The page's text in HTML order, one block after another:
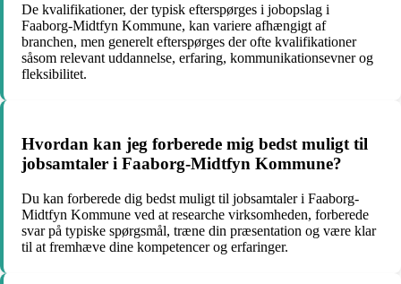
De kvalifikationer, der typisk efterspørges i jobopslag i
Faaborg-Midtfyn Kommune, kan variere afhængigt af
branchen, men generelt efterspørges der ofte kvalifikationer
såsom relevant uddannelse, erfaring, kommunikationsevner og
fleksibilitet.
Hvordan kan jeg forberede mig bedst muligt til
jobsamtaler i Faaborg-Midtfyn Kommune?
Du kan forberede dig bedst muligt til jobsamtaler i Faaborg-
Midtfyn Kommune ved at researche virksomheden, forberede
svar på typiske spørgsmål, træne din præsentation og være klar
til at fremhæve dine kompetencer og erfaringer.